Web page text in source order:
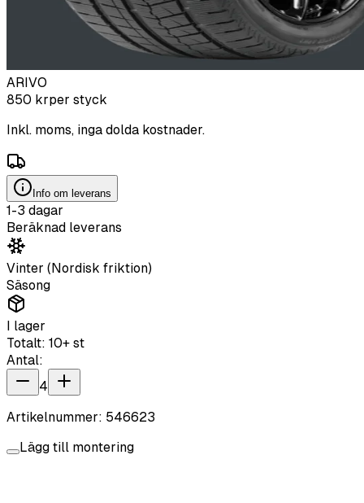
ARIVO
850 krper styck
Inkl. moms, inga dolda kostnader.
Info om leverans
1-3 dagar
Beräknad leverans
Vinter (Nordisk friktion)
Säsong
I lager
Totalt: 10+ st
Antal:
4
Artikelnummer: 546623
Lägg till montering